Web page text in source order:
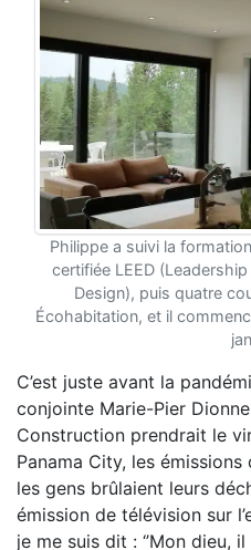
Philippe a suivi la
certifiée LEED
Design), puis quatre
Écohabitation, et il
C’est juste avant la
conjointe Marie-Pier
Construction prendrait le
Panama City, les
les gens brûlaient leurs
émission de télévision sur
je me suis dit : ‘’Mon dieu,